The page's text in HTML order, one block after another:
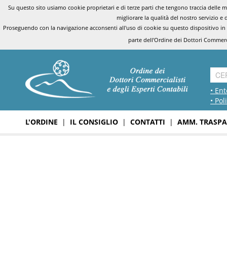
Su questo sito usiamo cookie proprietari e di terze parti che tengono traccia
migliorare la qualità del nostro servizio e
Proseguendo con la navigazione acconsenti all'uso di cookie su questo dispositivo
parte dell'Ordine dei Dottori
•
•
L'ORDINE | IL CONSIGLIO | CONTATTI | AMM.